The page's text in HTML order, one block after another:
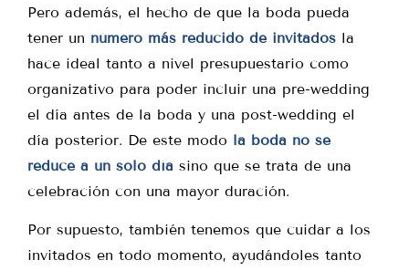
Pero además, el hecho de que la boda pueda
tener un número más reducido de invitados la
hace ideal tanto a nivel presupuestario como
organizativo para poder incluir una pre-wedding
el día antes de la boda y una post-wedding el
día posterior. De este modo la boda no se
reduce a un solo día sino que se trata de una
celebración con una mayor duración.
Por supuesto, también tenemos que cuidar a los
invitados en todo momento, ayudándoles tanto